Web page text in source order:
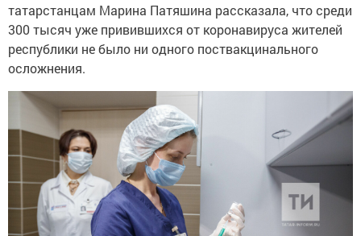
татарстанцам Марина Патяшина рассказала, что среди
300 тысяч уже привившихся от коронавируса жителей
республики не было ни одного поствакцинального
осложнения.